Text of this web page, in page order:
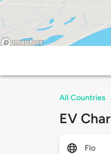
All Countries
EV
Flo